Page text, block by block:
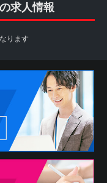
求人情報
ります